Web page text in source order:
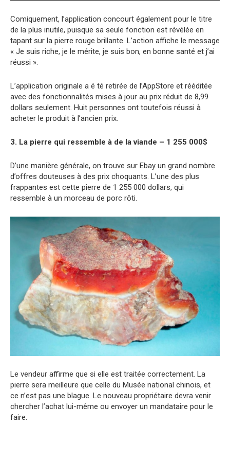
Comiquement, l’application concourt également pour le titre
de la plus inutile, puisque sa seule fonction est révélée en
tapant sur la pierre rouge brillante. L’action affiche le message
« Je suis riche, je le mérite, je suis bon, en bonne santé et j’ai
réussi ».
L’application originale a é té retirée de l’AppStore et rééditée
avec des fonctionnalités mises à jour au prix réduit de 8,99
dollars seulement. Huit personnes ont toutefois réussi à
acheter le produit à l’ancien prix.
3. La pierre qui ressemble à de la viande – 1 255 000$
D’une manière générale, on trouve sur Ebay un grand nombre
d’offres douteuses à des prix choquants. L’une des plus
frappantes est cette pierre de 1 255 000 dollars, qui
ressemble à un morceau de porc rôti.
Le vendeur affirme que si elle est traitée correctement. La
pierre sera meilleure que celle du Musée national chinois, et
ce n’est pas une blague. Le nouveau propriétaire devra venir
chercher l’achat lui-même ou envoyer un mandataire pour le
faire.